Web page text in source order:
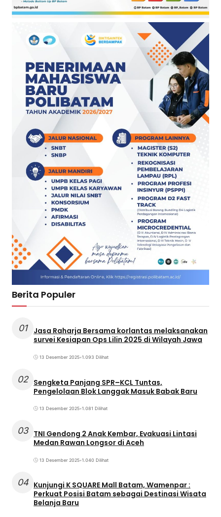
Berita Populer
01
Jasa Raharja Bersama korlantas melaksanakan
survei Kesiapan Ops Lilin 2025 di Wilayah Jawa
13 Desember 2025•1.093 Dilihat
02 Sengketa Panjang SPR–KCL Tuntas,
Pengelolaan Blok Langgak Masuk Babak Baru
13 Desember 2025•1.081 Dilihat
03 TNI Gendong 2 Anak Kembar, Evakuasi Lintasi
Medan Rawan Longsor di Aceh
13 Desember 2025•1.040 Dilihat
04 Kunjungi K SQUARE Mall Batam, Wamenpar :
Perkuat Posisi Batam sebagai Destinasi Wisata
Belanja Baru